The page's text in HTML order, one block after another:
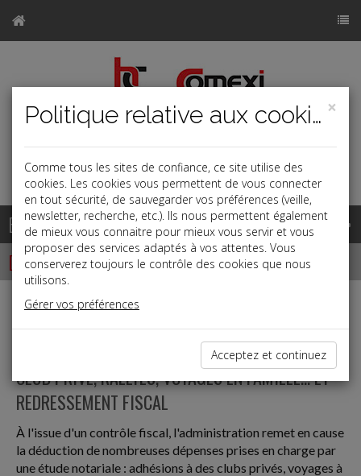
j
a
Base documentaire
Dépêches
j
Fiscal TPE
CLUB PRIVÉ, RALLYES, VOYAGES EN FAMILLE... ET
REDRESSEMENT FISCAL
À l'issue d'un contrôle fiscal, l'administration remet en cause
la déduction de nombreuses dépenses prises en charge par
une étude notariale : adhésions à des clubs privés, voyages à
×
Politique relative aux cookies
Comme tous les sites de confiance, ce site utilise des
cookies. Les cookies vous permettent de vous connecter
en tout sécurité, de sauvegarder vos préférences (veille,
newsletter, recherche, etc.). Ils nous permettent également
de mieux vous connaitre pour mieux vous servir et vous
proposer des services adaptés à vos attentes. Vous
conserverez toujours le contrôle des cookies que nous
utilisons.
Gérer vos préférences
Acceptez et continuez